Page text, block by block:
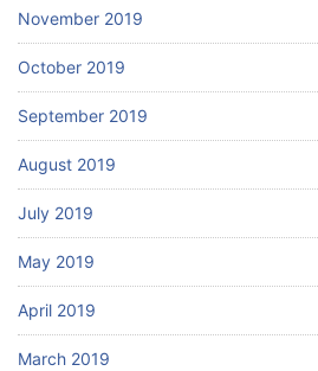
November 2019
October 2019
September 2019
August 2019
July 2019
May 2019
April 2019
March 2019